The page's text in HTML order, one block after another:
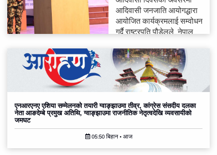
आदिवासी जनजाति आयोगद्धारा
आयोजित कार्यक्रमलाई सम्वोधन
गर्दै राष्ट्रपति पौडेलले नेपाल
बहुधार्मिक र बहुसांस्कृतिक
विशेषतायुक्त मुलुक भएको
बताउनुभयो । उहाँले
परापूर्वकालदेखि बसोबास गर्दै
आएका आदिवासी
जनजातिहरूको विशिष्ट पहिचान
र संस्कृति नै नेपालको राष्ट्रिय
गौरव भएको उल्लेख गर्नुभयो ।
उहाँले भन्नुभयो – ‘आदिवासी
जनजातिहरू यस धर्तीका
एनआरएनए एशिया सम्मेलनको तयारी ग्वाङ्झाउमा तीव्र, कांग्रेस संसदीय दलका
नेता आङदेम्बे प्रमुख अतिथि, ग्वाङ्झाउमा राजनीतिक नेतृत्वदेखि व्यवसायीको
जमघट
05:50 बिहान • आज